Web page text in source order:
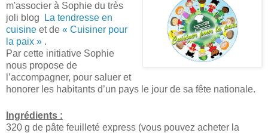
m'associer à Sophie du très
joli blog
La tendresse en
cuisine et de « Cuisiner pour
la paix » .
Par cette initiative Sophie
nous propose de
l’accompagner, pour saluer et
honorer les habitants d’un pays le jour de sa fête nationale.
Ingrédients :
320 g de pâte feuilleté express (vous pouvez acheter la